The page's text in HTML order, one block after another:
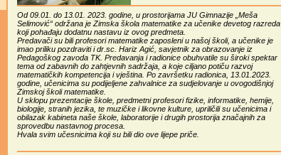
Od 09.01. do 13.01. 2023. godine, u prostorijama JU Gimnazije „Meša
Selimović“ održana je Zimska škola matematike za učenike devetog razreda
koji pohađaju dodatnu nastavu iz ovog predmeta.
Predavači su bili profesori matematike zaposleni u našoj školi, a učenike je
imao priliku pozdraviti i dr.sc. Hariz Agić, savjetnik za obrazovanje iz
Pedagoškog zavoda TK. Predavanja i radionice obuhvatile su široki spektar
tema od zabavnih do zahtjevnih sadržaja, a koje ciljano potiču razvoj
matematičkih kompetencija i vještina. Po završetku radionica, 13.01.2023.
godine, učenicima su podijeljene zahvalnice za sudjelovanje u ovogodišnjoj
Zimskoj školi matematike.
U sklopu prezentacije škole, predmetni profesori fizike, informatike, hemije,
biologije, stranih jezika, te muzičke i likovne kulture, upriličili su učenicima i
obilazak kabineta naše škole, laboratorije i drugih prostorija značajnih za
sprovedbu nastavnog procesa.
Hvala svim učesnicima koji su bili dio ove lijepe priče.